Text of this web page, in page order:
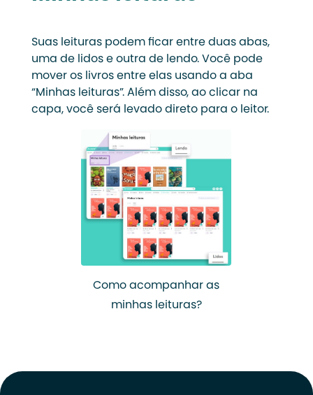
Suas leituras podem ficar entre duas abas,
uma de lidos e outra de lendo. Você pode
mover os livros entre elas usando a aba
“Minhas leituras”. Além disso, ao clicar na
capa, você será levado direto para o leitor.
Como acompanhar as
minhas leituras?